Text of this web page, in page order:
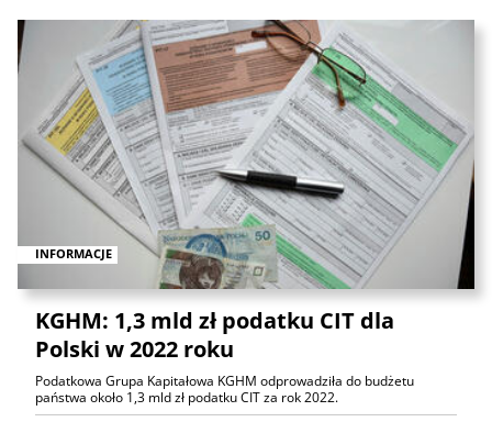
INFORMACJE
KGHM: 1,3 mld zł podatku CIT dla
Polski w 2022 roku
Podatkowa Grupa Kapitałowa KGHM odprowadziła do budżetu
państwa około 1,3 mld zł podatku CIT za rok 2022.